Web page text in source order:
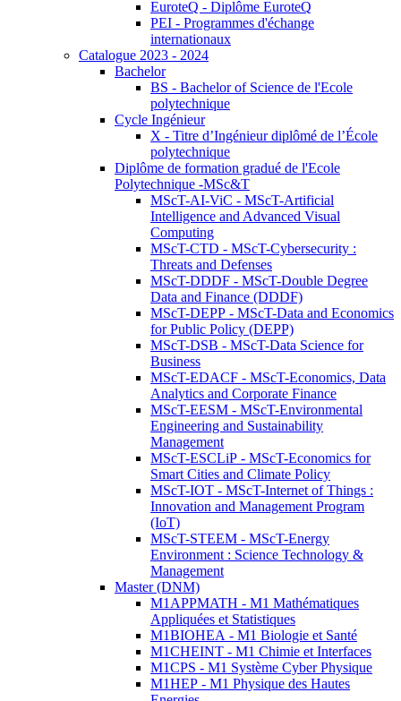
EuroteQ - Diplôme EuroteQ
PEI - Programmes d'échange
internationaux
Catalogue 2023 - 2024
Bachelor
BS - Bachelor of Science de l'Ecole
polytechnique
Cycle Ingénieur
X - Titre d’Ingénieur diplômé de l’École
polytechnique
Diplôme de formation gradué de l'Ecole
Polytechnique -MSc&T
MScT-AI-ViC - MScT-Artificial
Intelligence and Advanced Visual
Computing
MScT-CTD - MScT-Cybersecurity :
Threats and Defenses
MScT-DDDF - MScT-Double Degree
Data and Finance (DDDF)
MScT-DEPP - MScT-Data and Economics
for Public Policy (DEPP)
MScT-DSB - MScT-Data Science for
Business
MScT-EDACF - MScT-Economics, Data
Analytics and Corporate Finance
MScT-EESM - MScT-Environmental
Engineering and Sustainability
Management
MScT-ESCLiP - MScT-Economics for
Smart Cities and Climate Policy
MScT-IOT - MScT-Internet of Things :
Innovation and Management Program
(IoT)
MScT-STEEM - MScT-Energy
Environment : Science Technology &
Management
Master (DNM)
M1APPMATH - M1 Mathématiques
Appliquées et Statistiques
M1BIOHEA - M1 Biologie et Santé
M1CHEINT - M1 Chimie et Interfaces
M1CPS - M1 Système Cyber Physique
M1HEP - M1 Physique des Hautes